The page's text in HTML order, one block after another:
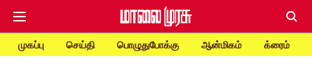
முகப்பு செய்தி பொழுதுபோக்கு ஆன்மிகம் க்ரைம்